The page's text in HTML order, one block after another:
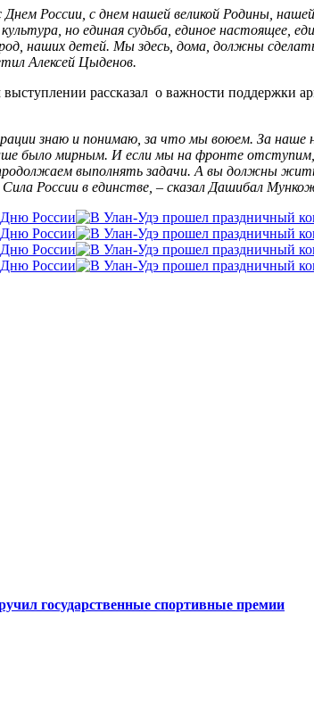
Днем России, с днем нашей великой Родины,
но единая судьба, единое
наших детей. Мы здесь, дома, должны
Алексей Цыденов.
рассказал о важности поддержки
знаю и понимаю, за что мы воюем. За
было мирным. И если мы на фронте отступим,
выполнять задачи. А вы должны
России в единстве, – сказал Дашибал
государственные спортивные премии